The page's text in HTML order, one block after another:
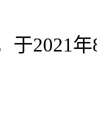
于2021